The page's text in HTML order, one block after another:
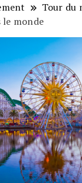
Tour du
le monde